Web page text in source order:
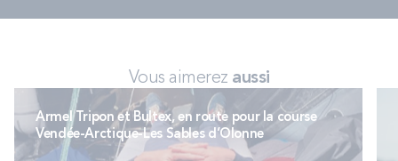
Vous aimerez aussi
Armel Tripon et Bultex, en route pour la course
Vendée-Arctique-Les Sables d’Olonne